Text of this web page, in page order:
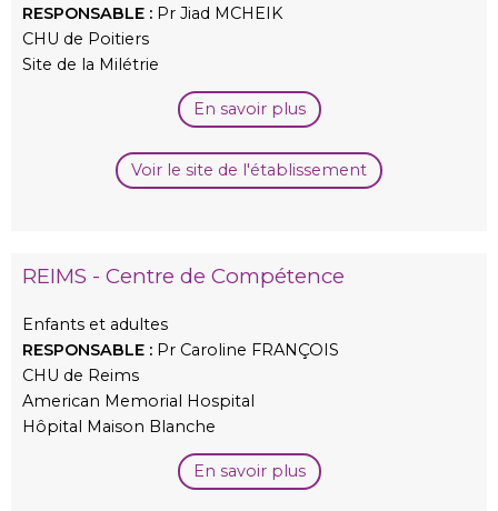
RESPONSABLE : Pr Jiad MCHEIK
CHU de Poitiers
Site de la Milétrie
En savoir plus
Voir le site de l'établissement
REIMS - Centre de Compétence
Enfants et adultes
RESPONSABLE : Pr Caroline FRANÇOIS
CHU de Reims
American Memorial Hospital
Hôpital Maison Blanche
En savoir plus